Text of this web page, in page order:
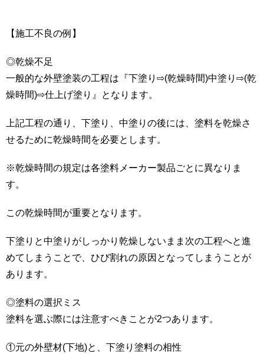
【施工不良の例】
◎乾燥不足
一般的な外壁塗装の工程は『下塗り⇨(乾燥時間)中塗り⇨(乾
燥時間)⇨仕上げ塗り』となります。
上記工程の通り、下塗り、中塗りの後には、塗料を乾燥さ
せるために乾燥時間を必要とします。
※乾燥時間の規定は各塗料メーカー製品ごとに異なりま
す。
この乾燥時間が重要となります。
下塗りと中塗りがしっかり乾燥しないまま次の工程へと進
めてしまうことで、ひび割れの原因となってしまうことが
あります。
◎塗料の選択ミス
塗料を選ぶ際には注意すべきことが2つあります。
①元の外壁材(下地)と、下塗り塗料の相性